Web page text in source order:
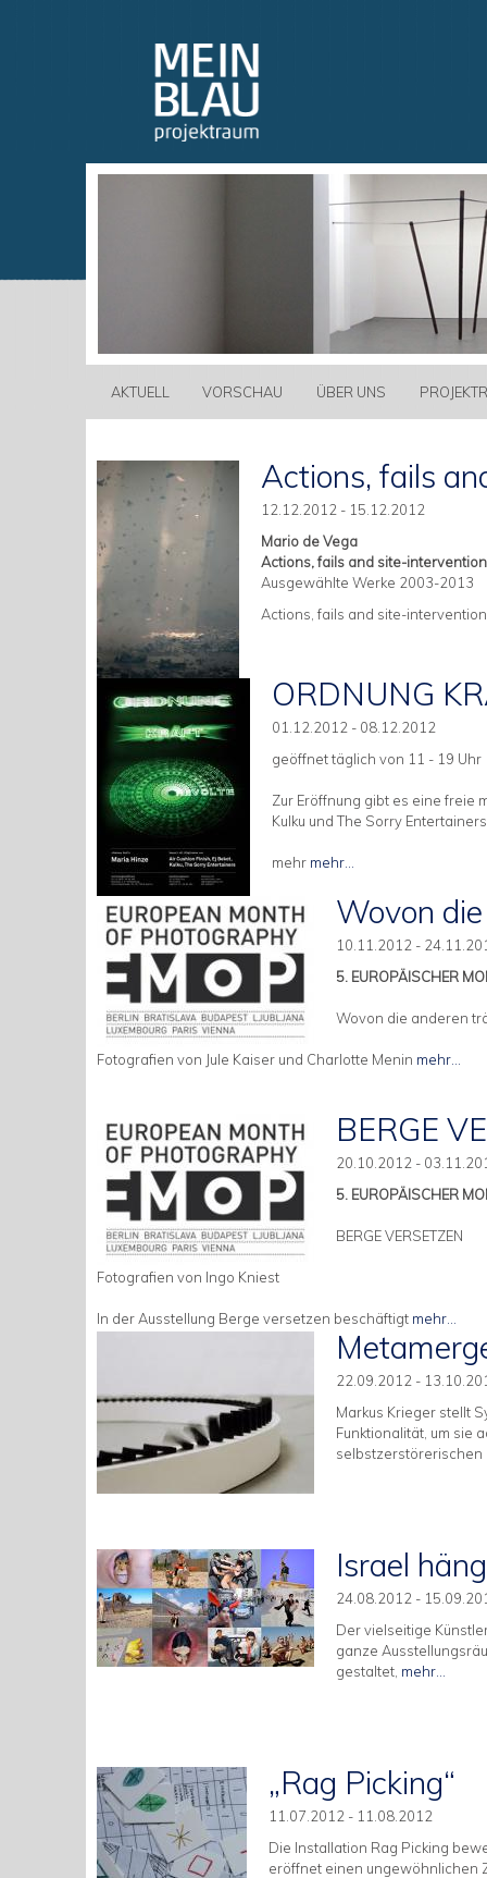
AKTUELL VORSCHAU ÜBER UNS
Actions, fails
12.12.2012 - 15.12.2012
Mario de Vega
Actions, fails and site-
Ausgewählte Werke 2003-2013
Actions, fails and site-
ORDNUNG
01.12.2012 - 08.12.2012
geöffnet täglich von 11 - 19 Uhr
Zur Eröffnung gibt es eine freie
Kulku und The Sorry Entertainers
mehr mehr...
Wovon
10.11.2012 -
5. EUROPÄISCHER
Wovon die anderen
Fotografien von Jule Kaiser und Charlotte Menin mehr...
BERGE
20.10.2012 -
5. EUROPÄISCHER
BERGE VERSETZEN
Fotografien von Ingo Kniest
In der Ausstellung Berge versetzen beschäftigt mehr...
22.09.2012 -
Markus Krieger stellt
Funktionalität, um sie
selbstzerstörerischen
Israel
24.08.2012 -
Der vielseitige
ganze
gestaltet, mehr...
„Rag Picking“
11.07.2012 - 11.08.2012
Die Installation Rag Picking
eröffnet einen ungewöhnlichen